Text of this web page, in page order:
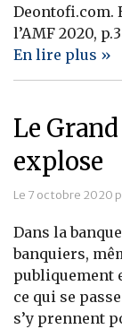
Deontofi.com.
l’AMF 2020,
En lire plus »
Le
explose
Le 7 octobre 2020
Dans la
banquiers,
publiquement
ce qui se
s’y prennent